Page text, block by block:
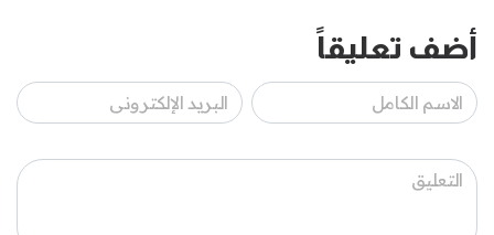
أضف تعليقاً